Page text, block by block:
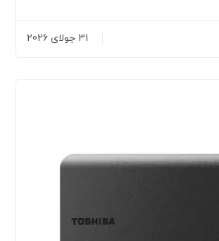
31 جولای 2026